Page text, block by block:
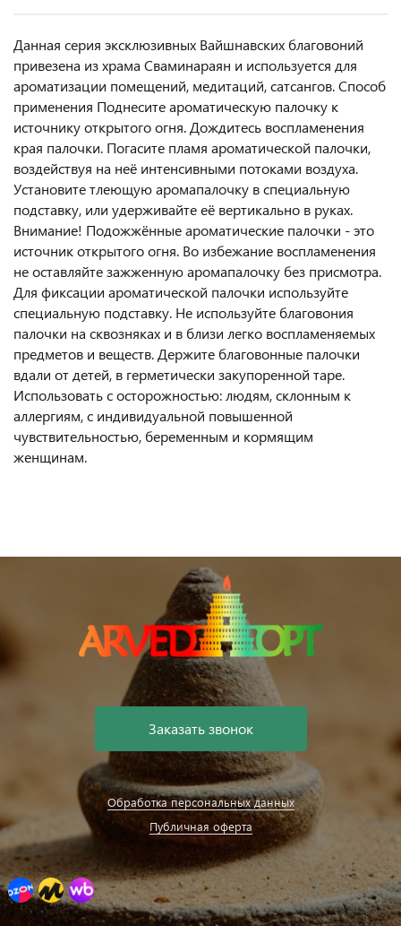
Данная серия эксклюзивных Вайшнавских благовоний
привезена из храма Сваминараян и используется для
ароматизации помещений, медитаций, сатсангов. Способ
применения Поднесите ароматическую палочку к
источнику открытого огня. Дождитесь воспламенения
края палочки. Погасите пламя ароматической палочки,
воздействуя на неё интенсивными потоками воздуха.
Установите тлеющую аромапалочку в специальную
подставку, или удерживайте её вертикально в руках.
Внимание! Подожжённые ароматические палочки - это
источник открытого огня. Во избежание воспламенения
не оставляйте зажженную аромапалочку без присмотра.
Для фиксации ароматической палочки используйте
специальную подставку. Не используйте благовония
палочки на сквозняках и в близи легко воспламеняемых
предметов и веществ. Держите благовонные палочки
вдали от детей, в герметически закупоренной таре.
Использовать с осторожностью: людям, склонным к
аллергиям, с индивидуальной повышенной
чувствительностью, беременным и кормящим
женщинам.
Заказать звонок
Обработка персональных данных
Публичная оферта